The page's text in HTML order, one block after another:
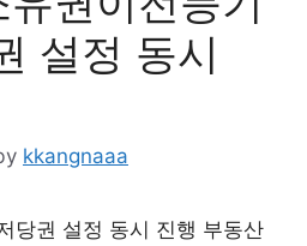
설정 동시
kkangnaaa
당권 설정 동시 진행 부동산